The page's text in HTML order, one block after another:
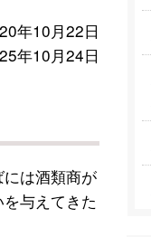
年10月22日
年10月24日
は酒類商が
与えてきた